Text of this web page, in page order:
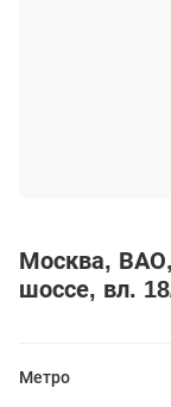
Москва ВАО
шоссе, вл.
Метро